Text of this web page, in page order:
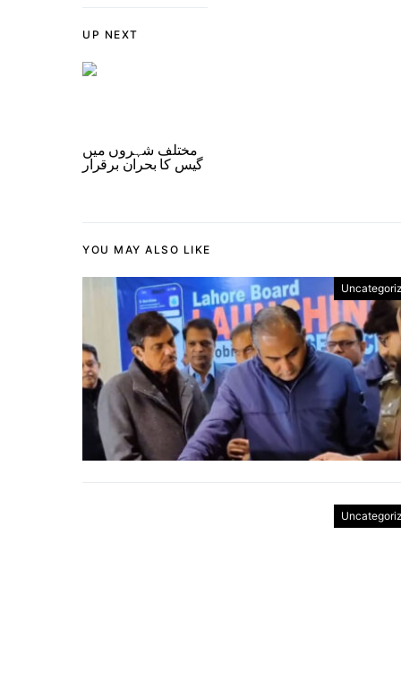
UP NEXT
مختلف شہروں میں
گیس کا بحران برقرار
YOU MAY ALSO LIKE